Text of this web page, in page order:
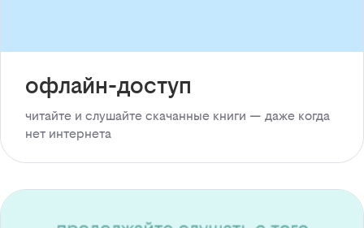
офлайн-доступ
читайте и слушайте скачанные книги — даже когда
нет интернета